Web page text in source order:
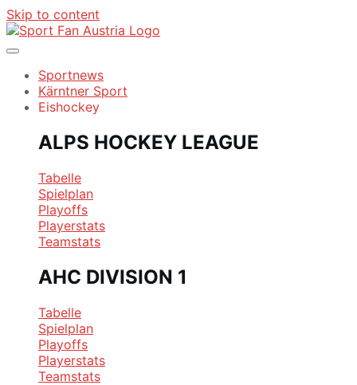
Skip to content
Sportnews
Kärntner Sport
Eishockey
ALPS HOCKEY LEAGUE
Tabelle
Spielplan
Playoffs
Playerstats
Teamstats
AHC DIVISION 1
Tabelle
Spielplan
Playoffs
Playerstats
Teamstats